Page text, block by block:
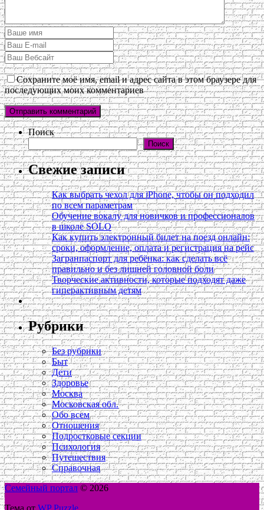
Сохраните моё имя, email и адрес сайта в этом браузере для
последующих моих комментариев
Поиск
Поиск
Свежие записи
Как выбрать чехол для iPhone, чтобы он подходил
по всем параметрам
Обучение вокалу для новичков и профессионалов
в школе SOLO
Как купить электронный билет на поезд онлайн:
сроки, оформление, оплата и регистрация на рейс
Загранпаспорт для ребёнка: как сделать всё
правильно и без лишней головной боли
Творческие активности, которые подходят даже
гиперактивным детям
Рубрики
Без рубрики
Быт
Дети
Здоровье
Москва
Московская обл.
Обо всем
Отношения
Подростковые секции
Психология
Путешествия
Справочная
Семейный портал © 2026
Тема от WP Puzzle